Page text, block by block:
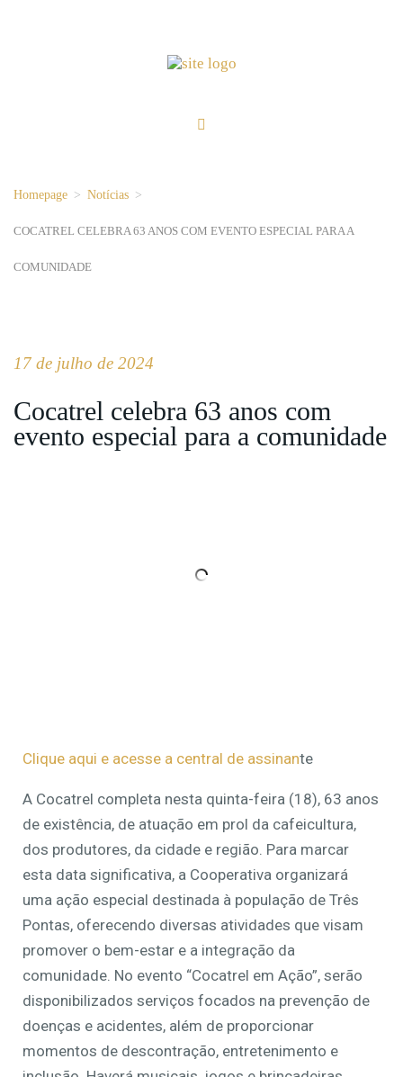
Homepage > Notícias >
COCATREL CELEBRA 63 ANOS COM EVENTO ESPECIAL PARA A
COMUNIDADE
17 de julho de 2024
Cocatrel celebra 63 anos com
evento especial para a comunidade
Clique aqui e acesse a central de assinante
A Cocatrel completa nesta quinta-feira (18), 63 anos
de existência, de atuação em prol da cafeicultura,
dos produtores, da cidade e região. Para marcar
esta data significativa, a Cooperativa organizará
uma ação especial destinada à população de Três
Pontas, oferecendo diversas atividades que visam
promover o bem-estar e a integração da
comunidade. No evento “Cocatrel em Ação”, serão
disponibilizados serviços focados na prevenção de
doenças e acidentes, além de proporcionar
momentos de descontração, entretenimento e